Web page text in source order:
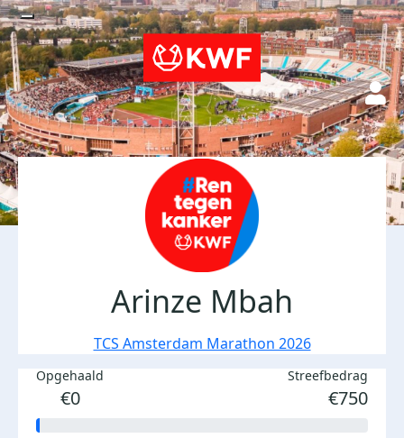
Arinze Mbah
TCS Amsterdam Marathon 2026
Opgehaald
€0
Streefbedrag
€750